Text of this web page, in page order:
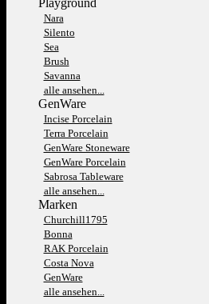
Nara
Silento
Sea
Brush
Savanna
alle ansehen...
GenWare
Incise Porcelain
Terra Porcelain
GenWare Stoneware
GenWare Porcelain
Sabrosa Tableware
alle ansehen...
Marken
Churchill1795
Bonna
RAK Porcelain
Costa Nova
GenWare
alle ansehen...